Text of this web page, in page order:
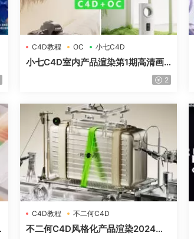
C4D教程 OC 小七C4D
小七C4D室内产品渲染第1期高清画
2
C4D教程
不二何C4D
风格化产品渲染
不二何C4D风格化产品渲染2024年